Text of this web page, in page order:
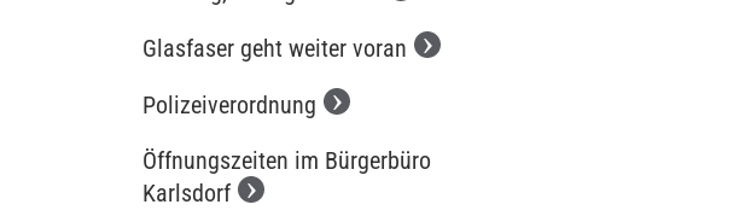
Glasfaser geht weiter voran
Polizeiverordnung
Öffnungszeiten im Bürgerbüro
Karlsdorf